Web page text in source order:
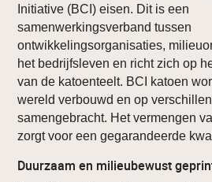
Initiative (BCI) eisen. Dit is een
samenwerkingsverband tussen
ontwikkelingsorganisaties,
het bedrijfsleven en richt zich op
van de katoenteelt. BCI katoen
wereld verbouwd en op
samengebracht. Het vermengen
zorgt voor een gegarandeerde
Duurzaam en milieubewust